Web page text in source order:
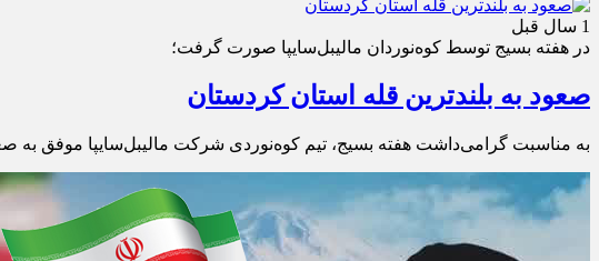
1 سال قبل
در هفته بسیج توسط کوه‌نوردان مالیبل‌سایپا صورت گرفت؛
صعود به بلندترین قله استان کردستان
به‌ مناسبت گرامی‌داشت هفته بسیج، تیم کوه‌نوردی شرکت مالیبل‌سایپا موفق به